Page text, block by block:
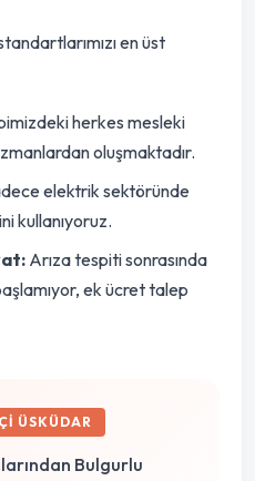
en üst
herkes mesleki
oluşmaktadır.
elektrik sektöründe
kullanıyoruz.
Arıza tespiti sonrasında
ek ücret talep
ÜSKÜDAR
Bulgurlu